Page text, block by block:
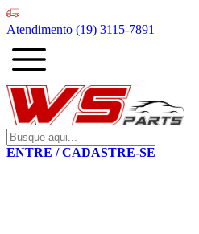
Atendimento (19) 3115-7891
ENTRE / CADASTRE-SE